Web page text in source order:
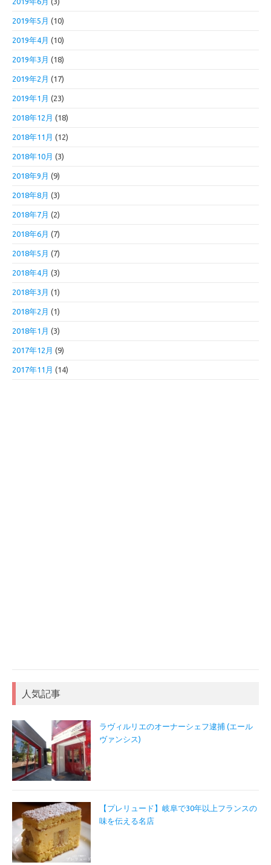
2019年5月 (10)
2019年4月 (10)
2019年3月 (18)
2019年2月 (17)
2019年1月 (23)
2018年12月 (18)
2018年11月 (12)
2018年10月 (3)
2018年9月 (9)
2018年8月 (3)
2018年7月 (2)
2018年6月 (7)
2018年5月 (7)
2018年4月 (3)
2018年3月 (1)
2018年2月 (1)
2018年1月 (3)
2017年12月 (9)
2017年11月 (14)
人気記事
ラヴィルリエのオーナーシェフ逮捕 (エール
ヴァンシス)
【プレリュード】岐阜で30年以上フランスの
味を伝える名店